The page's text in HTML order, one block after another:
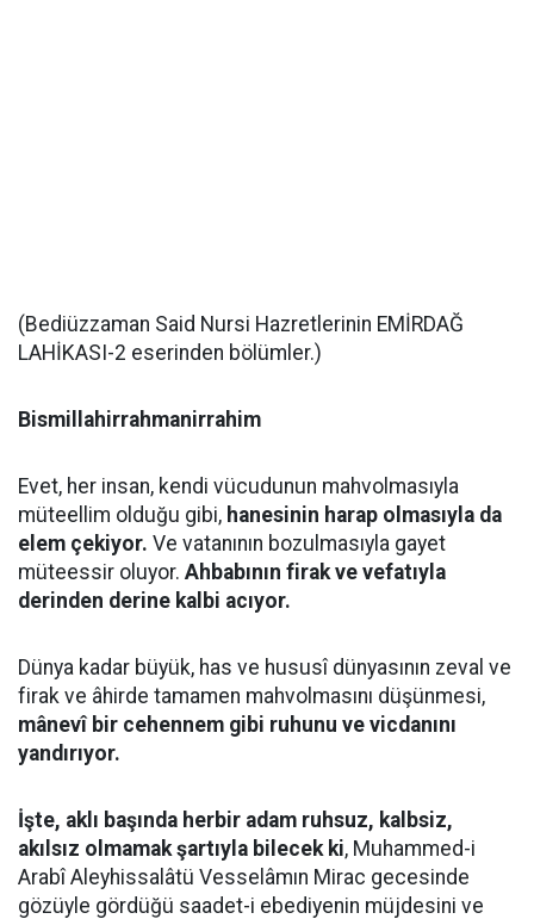
(Bediüzzaman Said Nursi Hazretlerinin EMİRDAĞ
LAHİKASI-2 eserinden bölümler.)
Bismillahirrahmanirrahim
Evet, her insan, kendi vücudunun mahvolmasıyla
müteellim olduğu gibi, hanesinin harap olmasıyla da
elem çekiyor. Ve vatanının bozulmasıyla gayet
müteessir oluyor. Ahbabının firak ve vefatıyla
derinden derine kalbi acıyor.
Dünya kadar büyük, has ve hususî dünyasının zeval ve
firak ve âhirde tamamen mahvolmasını düşünmesi,
mânevî bir cehennem gibi ruhunu ve vicdanını
yandırıyor.
İşte, aklı başında herbir adam ruhsuz, kalbsiz,
akılsız olmamak şartıyla bilecek ki, Muhammed-i
Arabî Aleyhissalâtü Vesselâmın Mirac gecesinde
gözüyle gördüğü saadet-i ebediyenin müjdesini ve